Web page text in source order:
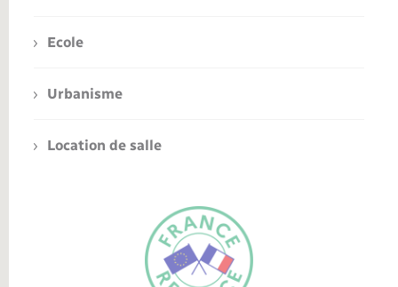
Ecole
Urbanisme
Location de salle